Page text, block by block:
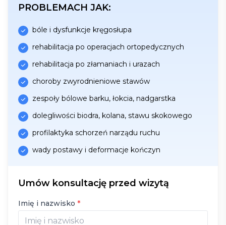
PROBLEMACH JAK:
bóle i dysfunkcje kręgosłupa
rehabilitacja po operacjach ortopedycznych
rehabilitacja po złamaniach i urazach
choroby zwyrodnieniowe stawów
zespoły bólowe barku, łokcia, nadgarstka
dolegliwości biodra, kolana, stawu skokowego
profilaktyka schorzeń narządu ruchu
wady postawy i deformacje kończyn
Umów konsultację przed wizytą
Imię i nazwisko *